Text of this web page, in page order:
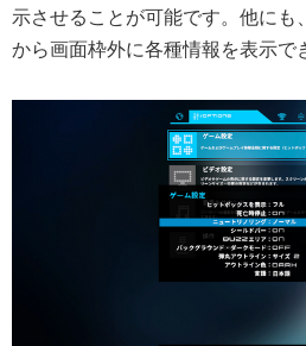
示させることが可能です。他にも
から画面枠外に各種情報を表示で